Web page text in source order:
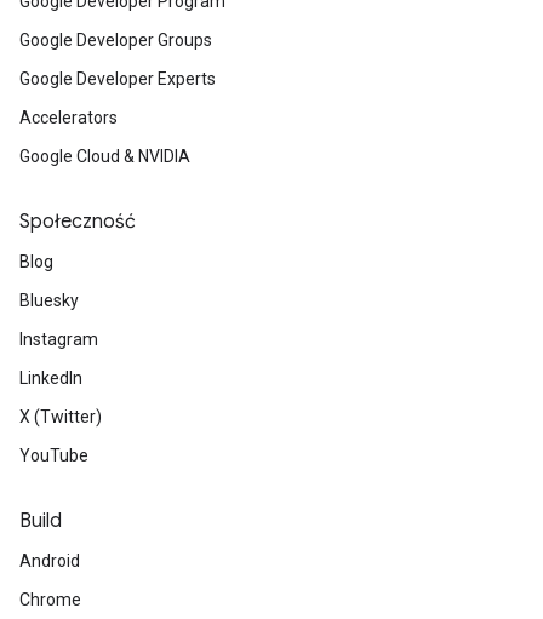
Google Developer Groups
Google Developer Experts
Accelerators
Google Cloud & NVIDIA
Społeczność
Blog
Bluesky
Instagram
LinkedIn
X (Twitter)
YouTube
Build
Android
Chrome